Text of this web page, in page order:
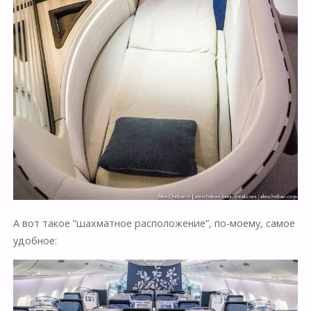
А вот такое “шахматное расположение”, по-моему, самое
удобное: